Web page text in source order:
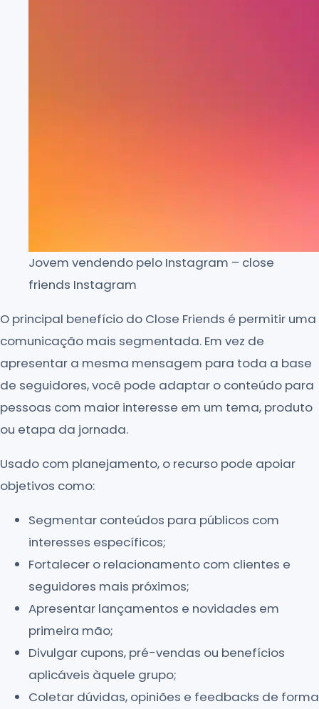
Jovem vendendo pelo Instagram – close
friends Instagram
O principal benefício do Close Friends é permitir uma
comunicação mais segmentada. Em vez de
apresentar a mesma mensagem para toda a base
de seguidores, você pode adaptar o conteúdo para
pessoas com maior interesse em um tema, produto
ou etapa da jornada.
Usado com planejamento, o recurso pode apoiar
objetivos como:
Segmentar conteúdos para públicos com
interesses específicos;
Fortalecer o relacionamento com clientes e
seguidores mais próximos;
Apresentar lançamentos e novidades em
primeira mão;
Divulgar cupons, pré-vendas ou benefícios
aplicáveis àquele grupo;
Coletar dúvidas, opiniões e feedbacks de forma